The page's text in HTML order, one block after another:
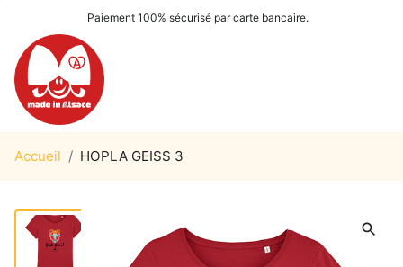
Paiement 100% sécurisé par carte bancaire.
Accueil / HOPLA GEISS 3